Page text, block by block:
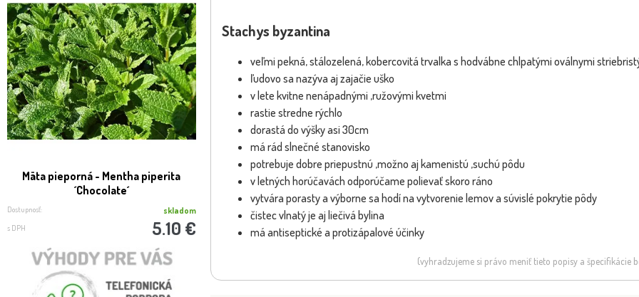
Mäta pieporná - Mentha piperita
´Chocolate´
Dostupnosť: skladom
s DPH 5.10 €
SLUŽBA REAL FOTO - Fotka pred
expedíciou
skladom
1.00 € s DPH
Stachys byzantina
veľmi pekná, stálozelená, kobercovitá trvalka s hodvábne chlpatými oválnymi
ľudovo sa nazýva aj zajačie uško
v lete kvitne nenápadnými ,ružovými kvetmi
rastie stredne rýchlo
dorastá do výšky asi 30cm
má rád slnečné stanovisko
potrebuje dobre priepustnú ,možno aj kamenistú ,suchú pôdu
v letných horúčavách odporúčame polievať skoro ráno
vytvára porasty a výborne sa hodí na vytvorenie lemov a súvislé pokrytie pôdy
čistec vlnatý je aj liečivá bylina
má antiseptické a protizápalové účinky
(vyhradzujeme si právo meniť tieto popisy a špecifikácie